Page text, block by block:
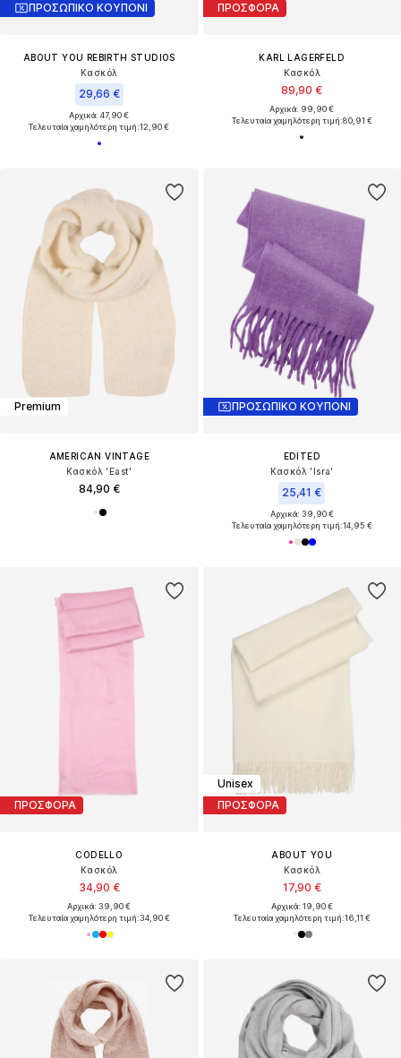
ΠΡΟΣΩΠΙΚΟ ΚΟΥΠΟΝΙ
ABOUT YOU REBIRTH STUDIOS
Κασκόλ
29,66 €
Αρχικά: 47,90 €
Τελευταία χαμηλότερη τιμή:12,90 €
ΠΡΟΣΦΟΡΑ
KARL LAGERFELD
Κασκόλ
89,90 €
Αρχικά: 99,90 €
Τελευταία χαμηλότερη τιμή:80,91 €
Premium
AMERICAN VINTAGE
Κασκόλ 'East'
84,90 €
ΠΡΟΣΩΠΙΚΟ ΚΟΥΠΟΝΙ
EDITED
Κασκόλ 'Isra'
25,41 €
Αρχικά: 39,90 €
Τελευταία χαμηλότερη τιμή:14,95 €
ΠΡΟΣΦΟΡΑ
CODELLO
Κασκόλ
34,90 €
Αρχικά: 39,90 €
Τελευταία χαμηλότερη τιμή:34,90 €
Unisex
ΠΡΟΣΦΟΡΑ
ABOUT YOU
Κασκόλ
17,90 €
Αρχικά: 19,90 €
Τελευταία χαμηλότερη τιμή:16,11 €